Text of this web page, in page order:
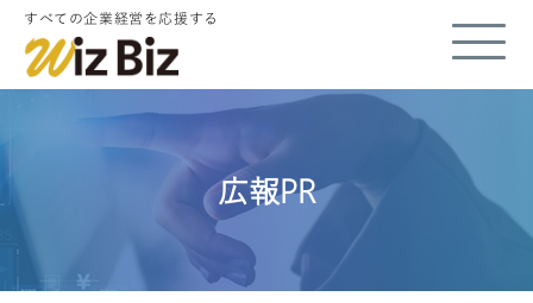
すべての企業経営を応援する
広報PR